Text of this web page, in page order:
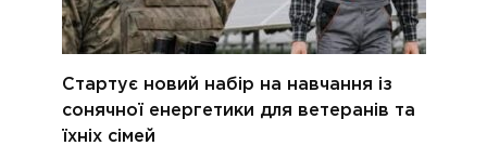
Стартує новий набір на навчання із
сонячної енергетики для ветеранів та
їхніх сімей